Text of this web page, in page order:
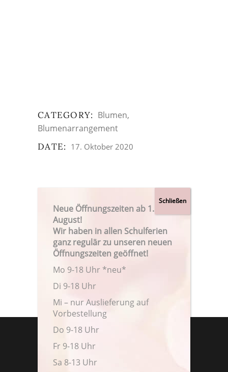
CATEGORY: Blumen
Blumenarrangement
DATE: 17. Oktober 2020
Neue Öffnungszeiten ab 1.
August!
Wir haben in allen Schulferien
ganz regulär zu unseren neuen
Öffnungszeiten geöffnet!
Mo 9-18 Uhr *neu*
Di 9-18 Uhr
Mi – nur Auslieferung auf
Vorbestellung
Do 9-18 Uhr
Fr 9-18 Uhr
Sa 8-13 Uhr